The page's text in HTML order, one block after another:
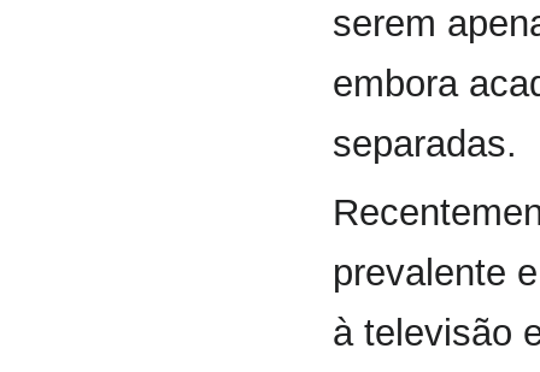
serem
embora
separadas.
prevalente
à televisão